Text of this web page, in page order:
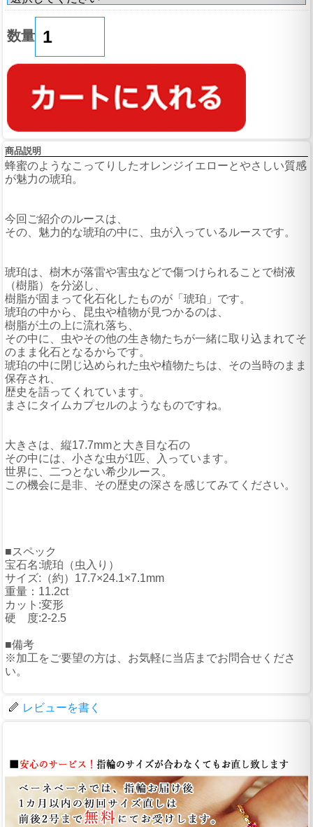
数量
商品説明
蜂蜜のようなこってりしたオレンジイエローとやさしい質感
が魅力の琥珀。
今回ご紹介のルースは、
その、魅力的な琥珀の中に、虫が入っているルースです。
琥珀は、樹木が落雷や害虫などで傷つけられることで樹液
（樹脂）を分泌し、
樹脂が固まって化石化したものが「琥珀」です。
琥珀の中から、昆虫や植物が見つかるのは、
樹脂が土の上に流れ落ち、
その中に、虫やその他の生き物たちが一緒に取り込まれてそ
のまま化石となるからです。
琥珀の中に閉じ込められた虫や植物たちは、その当時のまま
保存され、
歴史を語ってくれています。
まさにタイムカプセルのようなものですね。
大きさは、縦17.7mmと大き目な石の
その中には、小さな虫が1匹、入っています。
世界に、二つとない希少ルース。
この機会に是非、その歴史の深さを感じてみてください。
■スペック
宝石名:琥珀（虫入り）
サイズ:（約）17.7×24.1×7.1mm
重量：11.2ct
カット:変形
硬 度:2-2.5
■備考
※加工をご要望の方は、お気軽に当店までお問合せくださ
い。
レビューを書く